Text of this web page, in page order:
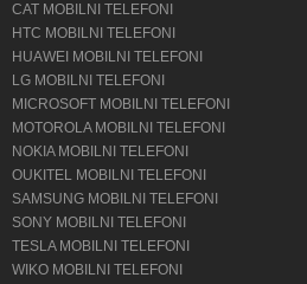
CAT MOBILNI TELEFONI
HTC MOBILNI TELEFONI
HUAWEI MOBILNI TELEFONI
LG MOBILNI TELEFONI
MICROSOFT MOBILNI TELEFONI
MOTOROLA MOBILNI TELEFONI
NOKIA MOBILNI TELEFONI
OUKITEL MOBILNI TELEFONI
SAMSUNG MOBILNI TELEFONI
SONY MOBILNI TELEFONI
TESLA MOBILNI TELEFONI
WIKO MOBILNI TELEFONI